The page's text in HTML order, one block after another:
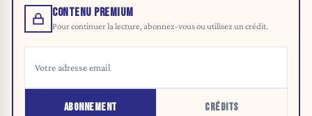
CONTENU PREMIUM
Pour continuer la lecture, abonnez-vous ou utilisez un crédit.
ABONNEMENT CRÉDITS